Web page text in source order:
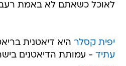
לאוכל כשאתם לא באמת
יפית קסלר היא דיאטנית
עתיד - עמותת הדיאטנים